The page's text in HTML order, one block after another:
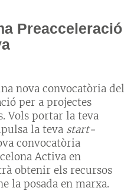
Preacceleració
nova convocatòria del
per a projectes
Vols portar la teva
la teva start-
convocatòria
Activa en
obtenir els recursos
la posada en marxa.